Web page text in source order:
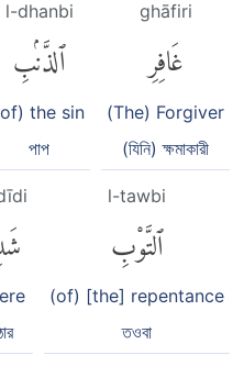
ghāfiri
غَافِرِ
(The) Forgiver
(যিনি) ক্ষমাকারী
l-dhanbi
ٱلذَّنۢبِ
the sin
পাপ
l-tawbi
ٱلتَّوْبِ
(of) [the] repentance
তওবা